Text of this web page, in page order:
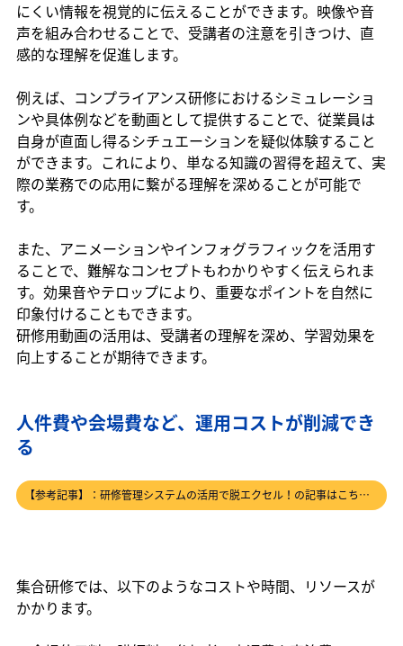
にくい情報を視覚的に伝えることができます。映像や音
声を組み合わせることで、受講者の注意を引きつけ、直
感的な理解を促進します。
例えば、コンプライアンス研修におけるシミュレーショ
ンや具体例などを動画として提供することで、従業員は
自身が直面し得るシチュエーションを疑似体験すること
ができます。これにより、単なる知識の習得を超えて、実
際の業務での応用に繋がる理解を深めることが可能で
す。
また、アニメーションやインフォグラフィックを活用す
ることで、難解なコンセプトもわかりやすく伝えられま
す。効果音やテロップにより、重要なポイントを自然に
印象付けることもできます。
研修用動画の活用は、受講者の理解を深め、学習効果を
向上することが期待できます。
人件費や会場費など、運用コストが削減でき
る
【参考記事】：研修管理システムの活用で脱エクセル！の記事はこちら →
集合研修では、以下のようなコストや時間、リソースが
かかります。